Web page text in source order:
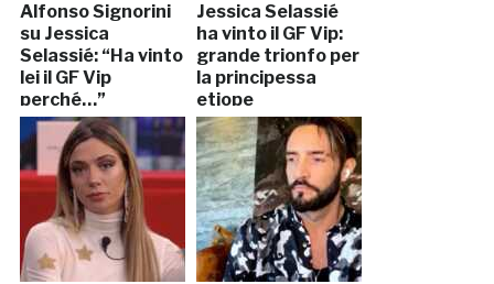
Alfonso Signorini
su Jessica
Selassié: “Ha vinto
lei il GF Vip
perché…”
Jessica Selassié
ha vinto il GF Vip:
grande trionfo per
la principessa
etiope